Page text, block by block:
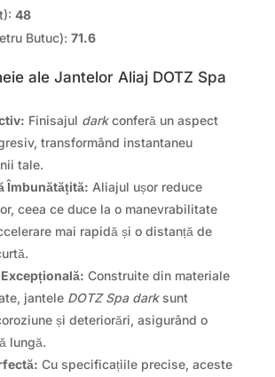
48
Butuc): 71.6
ale Jantelor Aliaj DOTZ Spa
Finisajul darkconferă un aspect
transformând instantaneu
tale.
Îmbunătățită: Aliajul ușor reduce
ceea ce duce la o manevrabilitate
mai rapidă și o distanță de
Construite din materiale
jantele DOTZ Spa darksunt
și deteriorări, asigurând o
lungă.
Cu specificațiile precise, aceste